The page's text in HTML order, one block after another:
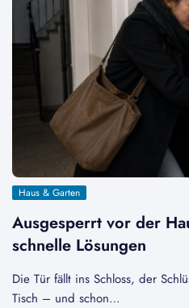
Haus & Garten
Ausgesperrt vor der
schnelle Lösungen
Die Tür fällt ins Schloss, der
Tisch – und schon…